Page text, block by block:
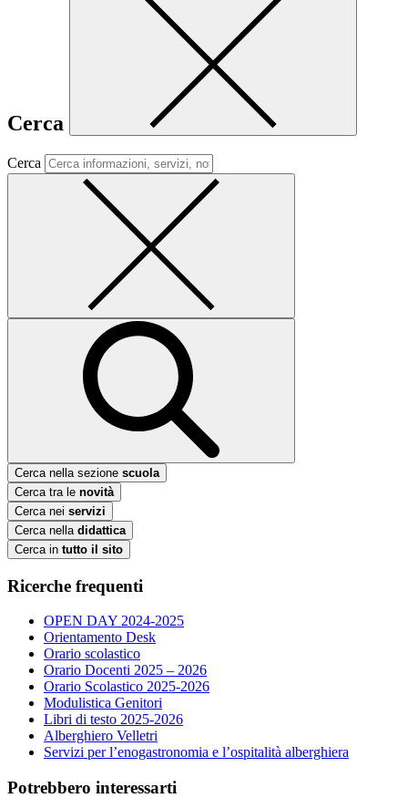
Cerca
Cerca
Cerca nella sezione scuola
Cerca tra le novità
Cerca nei servizi
Cerca nella didattica
Cerca in tutto il sito
Ricerche frequenti
OPEN DAY 2024-2025
Orientamento Desk
Orario scolastico
Orario Docenti 2025 – 2026
Orario Scolastico 2025-2026
Modulistica Genitori
Libri di testo 2025-2026
Alberghiero Velletri
Servizi per l’enogastronomia e l’ospitalità alberghiera
Potrebbero interessarti